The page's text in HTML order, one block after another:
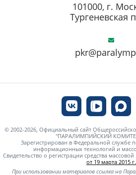
101000, г.
Тургеневская
© 2002-2026, Официальный сайт
"ПАРАЛИМПИЙСКИЙ
Зарегистрирован в Федеральной службе
информационных технологий и
Свидетельство о регистрации средства
от 19 марта 2015 г.
При использовании материалов ссылка на